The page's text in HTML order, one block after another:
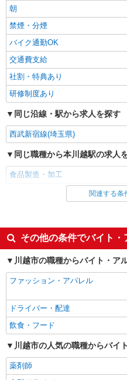
正社員
くらづくり本舗 第三工場
キャリアを
月給
談 ※試用期間
■くらづ
（埼玉県川越
川越市西小仙
状況によって
その際は事前
彩裕フーズ株式会社
月給
り異なる
キープ
朝
禁煙・分煙
バイク通勤OK
交通費支給
社割・特典あり
研修制度あり
同じ沿線・駅から求人を探す
西武新宿線(埼玉県)
同じ職種から本川越駅の求人
食品製造・加工
同じ雇用形態から本川越駅の
同じ特徴から本川越駅の求人
履歴書不要
未経験歓迎
フリーター歓迎
ブランクOK
エルダー（50代～）活躍中
朝
禁煙・分煙
関連する条
その他の条件でバイト
川越市の職種からバイト・ア
ファッション・アパレル
ドライバー・配達
飲食・フード
川越市の人気の職種からバイ
薬剤師